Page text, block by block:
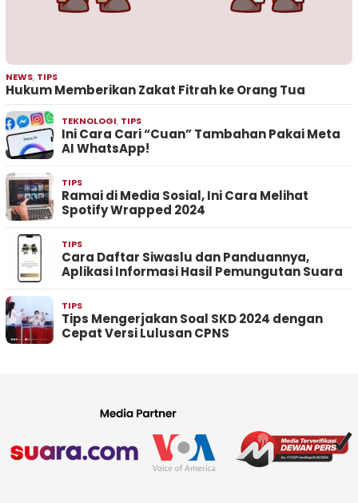
NEWS, TIPS
Hukum Memberikan Zakat Fitrah ke Orang Tua
TEKNOLOGI, TIPS
Ini Cara Cari “Cuan” Tambahan Pakai Meta
AI WhatsApp!
TIPS
Ramai di Media Sosial, Ini Cara Melihat
Spotify Wrapped 2024
TIPS
Cara Daftar Siwaslu dan Panduannya,
Aplikasi Informasi Hasil Pemungutan Suara
TIPS
Tips Mengerjakan Soal SKD 2024 dengan
Cepat Versi Lulusan CPNS